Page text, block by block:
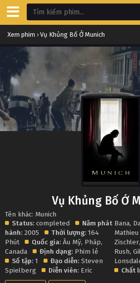
Xem phim › Vụ Khủng Bố Ở Munich
Vụ Khủng Bố Ở
Tên khác: Munich
Status: completed
Năm phát
hành: 2005 Thời lượng: 164
Phút
Quốc gia: Âu Mỹ, Pháp,
Canada
Định dạng: Phim lẻ
Số tập: 1 Đạo diễn: Steven
Spielberg
Diễn viên: Eric
Bana,
Zischler
Rush,
Chất